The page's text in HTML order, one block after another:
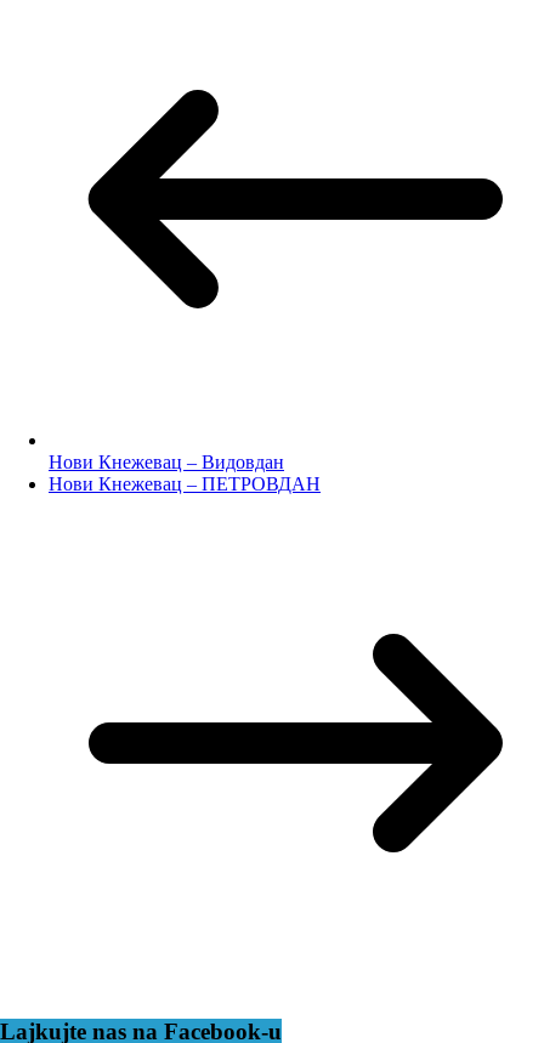
Нови Кнежевац – Видовдан
Нови Кнежевац – ПЕТРОВДАН
Lajkujte nas na Facebook-u